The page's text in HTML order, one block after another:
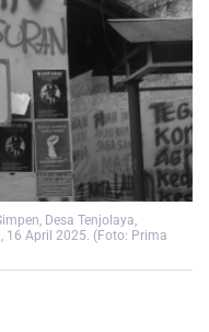
Desa Tenjolaya,
16 April 2025. (Foto: Prima